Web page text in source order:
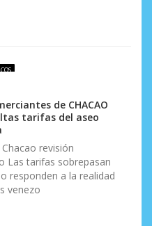
de CHACAO
tarifas del aseo
revisión
Las tarifas sobrepasan
responden a la realidad
venezo